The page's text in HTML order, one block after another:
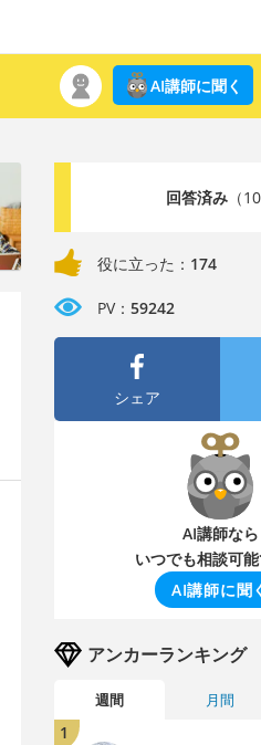
AI講師に聞く
回答済み（10
役に立った： 174
PV： 59242
シェア
AI講師なら
いつでも相談可能
AI講師に聞
アンカーランキング
週間 月間
1